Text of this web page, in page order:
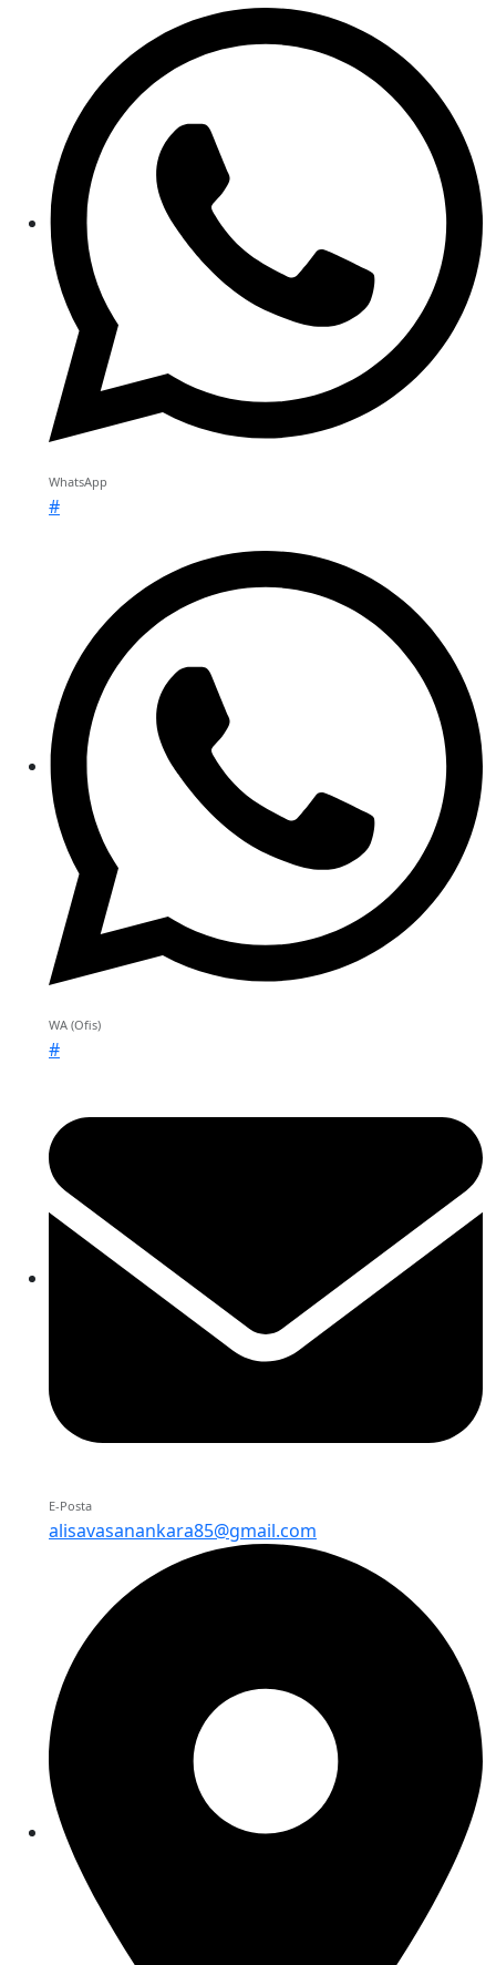
WhatsApp
#
WA (Ofis)
#
E-Posta
alisavasanankara85@gmail.com